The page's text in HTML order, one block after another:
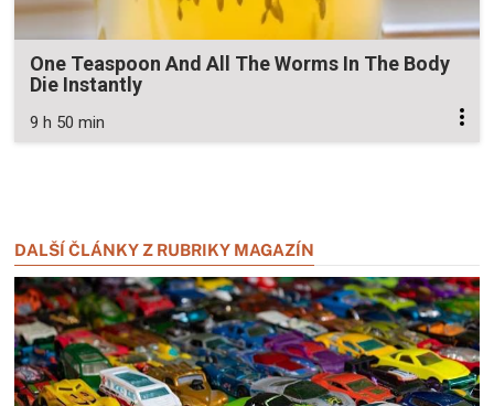
One Teaspoon And All The Worms In The Body
Die Instantly
9 h 50 min
DALŠÍ ČLÁNKY Z RUBRIKY MAGAZÍN